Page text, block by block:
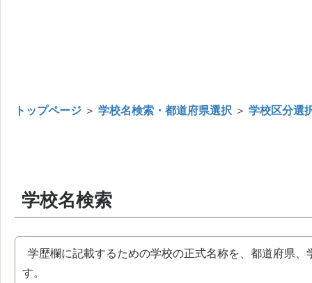
トップページ ＞ 学校名検索・都道府県選択 ＞ 学校区分選
学校名検索
学歴欄に記載するための学校の正式名称を、都道府県
す。